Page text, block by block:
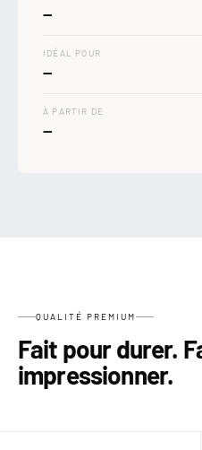
—
IDÉAL POUR
—
À PARTIR DE
—
QUALITÉ PREMIUM
Fait pour durer.
impressionner.